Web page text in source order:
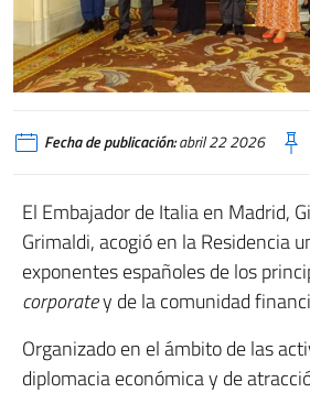
Fecha de publicación:abril 22 2026
El Embajador de Italia en Madrid,
Grimaldi, acogió en la Residencia
exponentes españoles de los
corporatey de la comunidad
Organizado en el ámbito de las
diplomacia económica y de